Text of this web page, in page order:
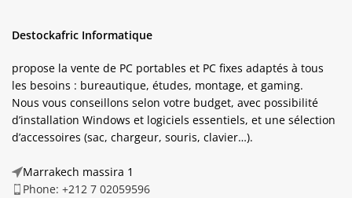
Destockafric Informatique
propose la vente de PC portables et PC fixes adaptés à tous
les besoins : bureautique, études, montage, et gaming.
Nous vous conseillons selon votre budget, avec possibilité
d’installation Windows et logiciels essentiels, et une sélection
d’accessoires (sac, chargeur, souris, clavier…).
Marrakech massira 1
Phone: +212 7 02059596